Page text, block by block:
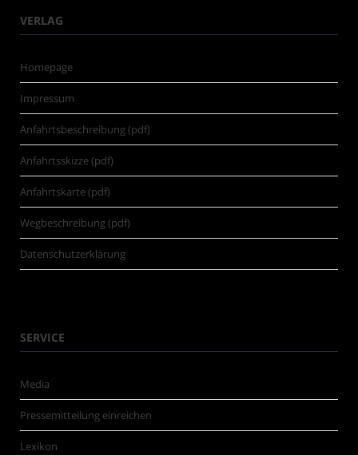
VERLAG
Homepage
Impressum
Anfahrtsbeschreibung (pdf)
Anfahrtsskizze (pdf)
Anfahrtskarte (pdf)
Wegbeschreibung (pdf)
Datenschutzerklärung
SERVICE
Media
Pressemitteilung einreichen
Lexikon